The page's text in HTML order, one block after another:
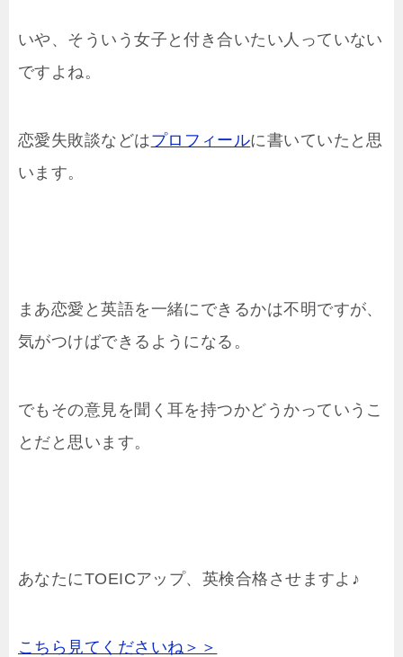
いや、そういう女子と付き合いたい人っていない
ですよね。
恋愛失敗談などはプロフィールに書いていたと思
います。
まあ恋愛と英語を一緒にできるかは不明ですが、
気がつけばできるようになる。
でもその意見を聞く耳を持つかどうかっていうこ
とだと思います。
あなたにTOEICアップ、英検合格させますよ♪
こちら見てくださいね＞＞